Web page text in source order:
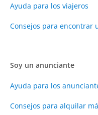
Ayuda para los viajeros
Consejos para encontrar
Soy un anunciante
Ayuda para los
Consejos para alquilar